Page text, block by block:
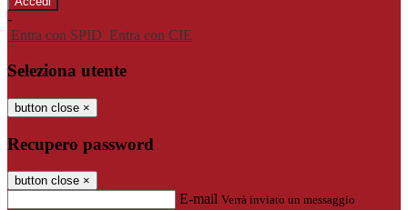
-
Entra con SPID Entra con CIE
Seleziona utente
button close ×
Recupero password
button close ×
E-mail Verrà inviato un messaggio